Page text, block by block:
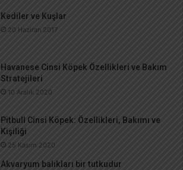
Kediler ve Kuşlar
20 Haziran 2017
Havanese Cinsi Köpek Özellikleri ve Bakım
Stratejileri
10 Aralık 2020
Pitbull Cinsi Köpek: Özellikleri, Bakımı ve
Kişiliği
25 Kasım 2020
Akvaryum balıkları bir tutkudur